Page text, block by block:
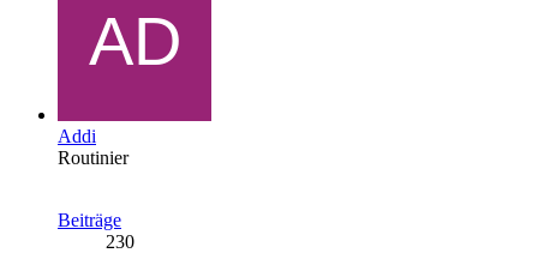
Addi
Routinier
Beiträge
230